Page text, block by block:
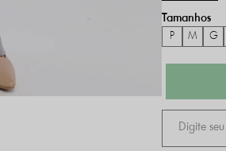
P M G